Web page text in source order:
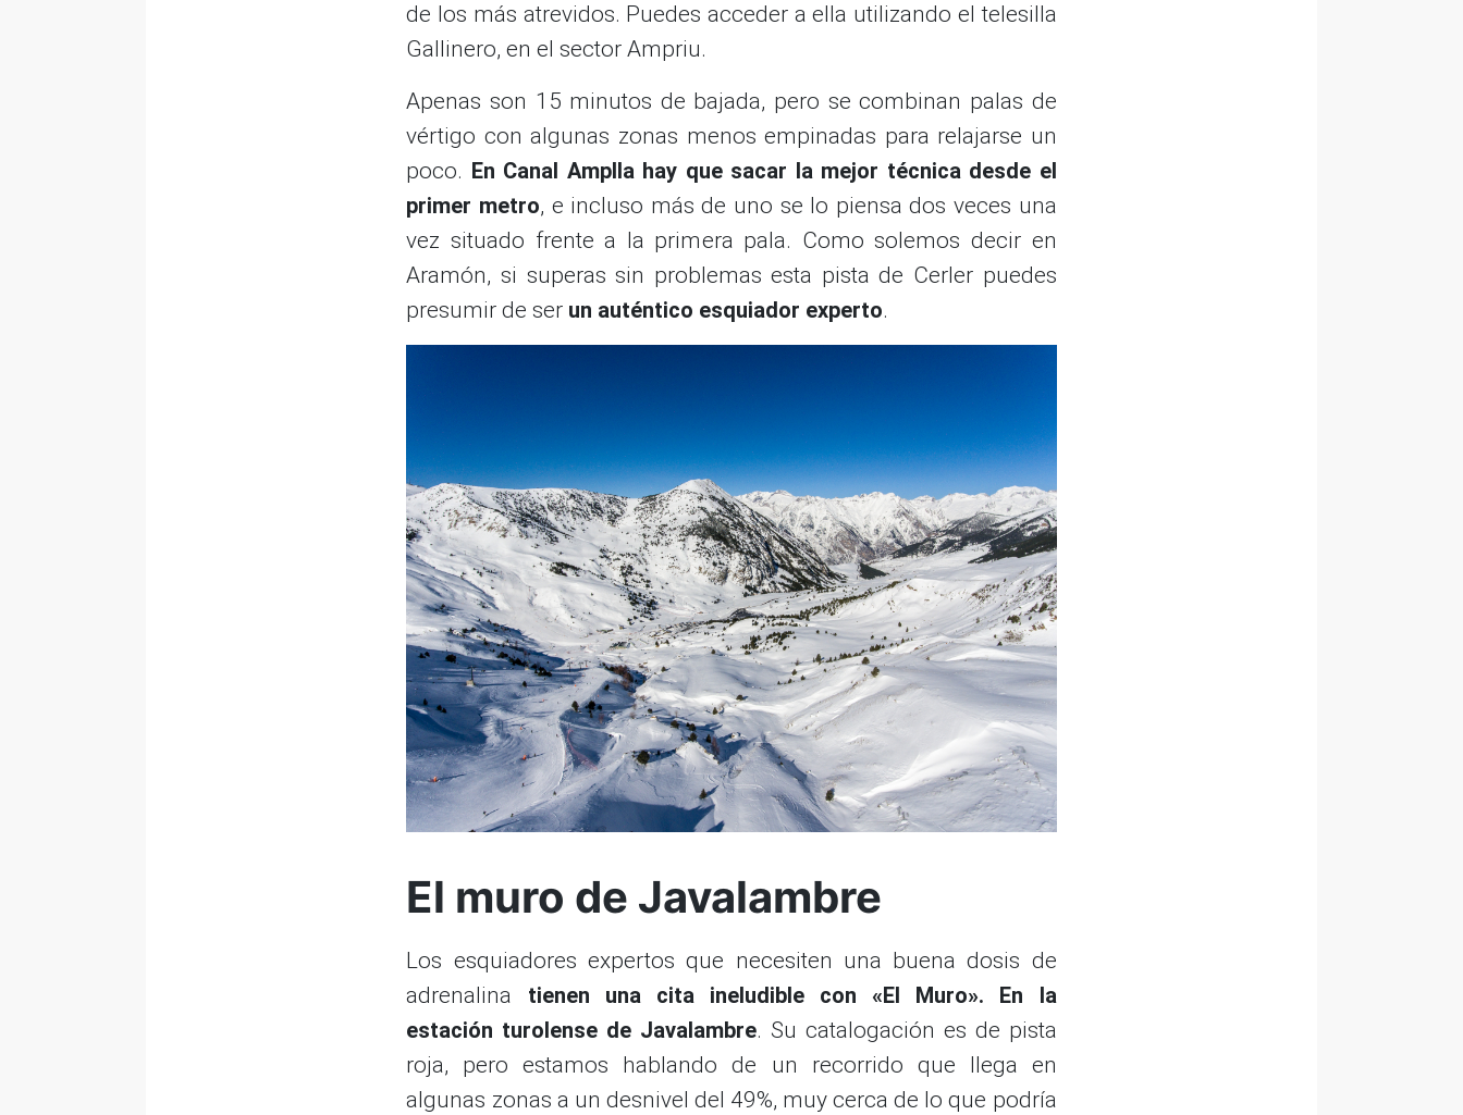
de los más atrevidos. Puedes acceder a ella utilizando el telesilla
Gallinero, en el sector Ampriu.
Apenas son 15 minutos de bajada, pero se combinan palas de
vértigo con algunas zonas menos empinadas para relajarse un
poco. En Canal Amplla hay que sacar la mejor técnica desde el
primer metro, e incluso más de uno se lo piensa dos veces una
vez situado frente a la primera pala. Como solemos decir en
Aramón, si superas sin problemas esta pista de Cerler puedes
presumir de ser un auténtico esquiador experto.
El muro de Javalambre
Los esquiadores expertos que necesiten una buena dosis de
adrenalina tienen una cita ineludible con «El Muro». En la
estación turolense de Javalambre. Su catalogación es de pista
roja, pero estamos hablando de un recorrido que llega en
algunas zonas a un desnivel del 49%, muy cerca de lo que podría